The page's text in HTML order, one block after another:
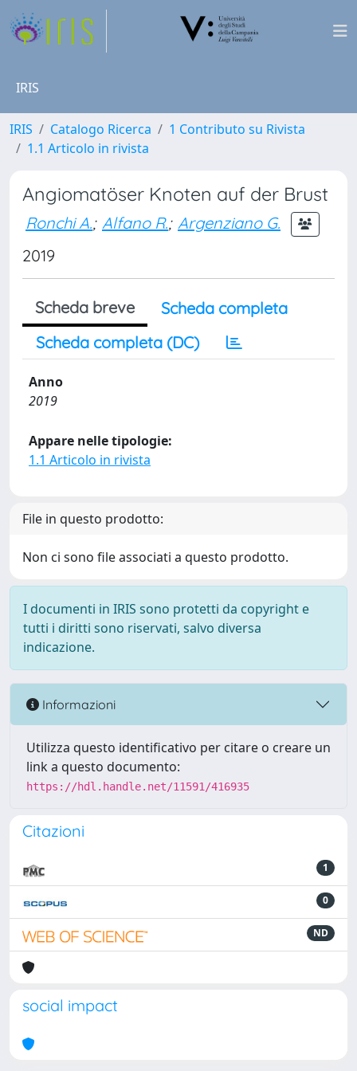
IRIS
IRIS Catalogo Ricerca
1 Contributo su Rivista
1.1 Articolo in rivista
Angiomatöser Knoten auf der Brust
Ronchi A.; Alfano R.; Argenziano G.
2019
Scheda breve
Scheda completa
Scheda completa (DC)
Anno
2019
Appare nelle tipologie:
1.1 Articolo in rivista
File in questo prodotto:
Non ci sono file associati a questo prodotto.
I documenti in IRIS sono protetti da copyright e
tutti i diritti sono riservati, salvo diversa
indicazione.
Informazioni
Utilizza questo identificativo per citare o creare un
link a questo documento:
https://hdl.handle.net/11591/416935
Citazioni
1
0
ND
social impact